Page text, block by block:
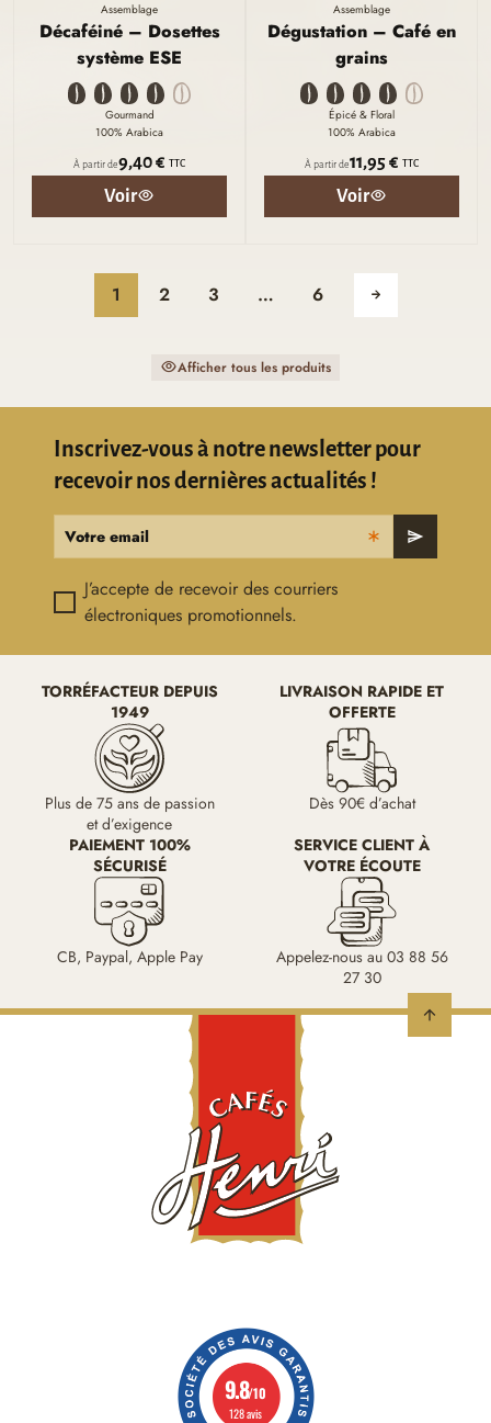
Assemblage
Décaféiné – Dosettes
système ESE
Gourmand
100% Arabica
À partir de9,40 € TTC
Voir
Assemblage
Dégustation – Café en
grains
Épicé & Floral
100% Arabica
À partir de11,95 € TTC
Voir
1 2 3 … 6
Afficher tous les produits
Inscrivez-vous à notre newsletter pour
recevoir nos dernières actualités !
Votre email send
J’accepte de recevoir des courriers
électroniques promotionnels.
TORRÉFACTEUR DEPUIS
1949
Plus de 75 ans de passion
et d’exigence
LIVRAISON RAPIDE ET
OFFERTE
Dès 90€ d’achat
PAIEMENT 100%
SÉCURISÉ
CB, Paypal, Apple Pay
SERVICE CLIENT À
VOTRE ÉCOUTE
Appelez-nous au 03 88 56
27 30
9.8/10
128 avis
arrow_upward